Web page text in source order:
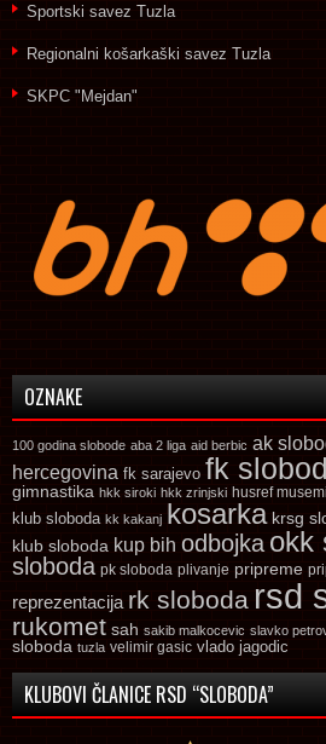
Sportski savez Tuzla
Regionalni košarkaški savez Tuzla
SKPC "Mejdan"
OZNAKE
100 godina slobode aba 2 liga aid berbic ak
hercegovina fk sarajevo fk
gimnastika hkk siroki hkk zrinjski husref
klub sloboda kk kakanj kosarka krsg
klub sloboda kup bih odbojka okk
sloboda pk sloboda plivanje pripreme
reprezentacija rk sloboda rsd
rukomet sah sakib malkocevic slavko
sloboda tuzla velimir gasic vlado jagodic
KLUBOVI ČLANICE RSD “SLOBODA”